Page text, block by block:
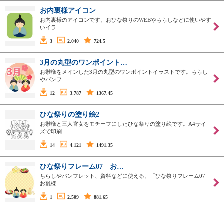
お内裏様アイコン
お内裏様のアイコンです。おひな祭りのWEBやちらしなどに使いやす
いイラ…
3 2,040 724.5
3月の丸型のワンポイント…
お雛様をメインした3月の丸型のワンポイントイラストです。ちらし
やパンフ…
12 3,787 1367.45
ひな祭りの塗り絵2
お雛様と三人官女をモチーフにしたひな祭りの塗り絵です。A4サイ
ズで印刷…
14 4,121 1491.35
ひな祭りフレーム07 お…
ちらしやパンフレット、資料などに使える、「ひな祭りフレーム07
お雛様…
1 2,509 881.65